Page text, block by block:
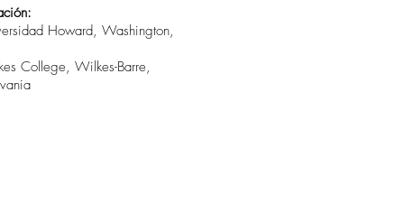
Howard, Washington,
College, Wilkes-Barre,